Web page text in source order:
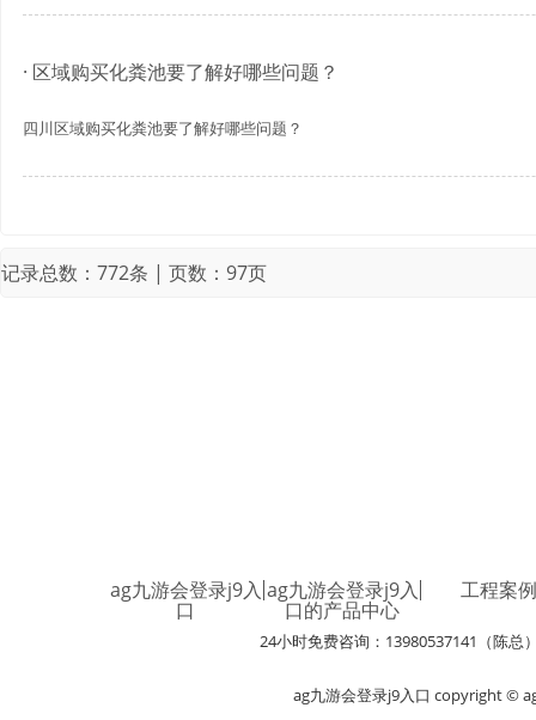
· 区域购买化粪池要了解好哪些问题？
四川区域购买化粪池要了解好哪些问题？
记录总数：772条 | 页数：97页
ag九游会登录j9入
口
ag九游会登录j9入
口的产品中心
工程案例
24小时免费咨询：13980537141（陈总
ag九游会登录j9入口 copyright ©